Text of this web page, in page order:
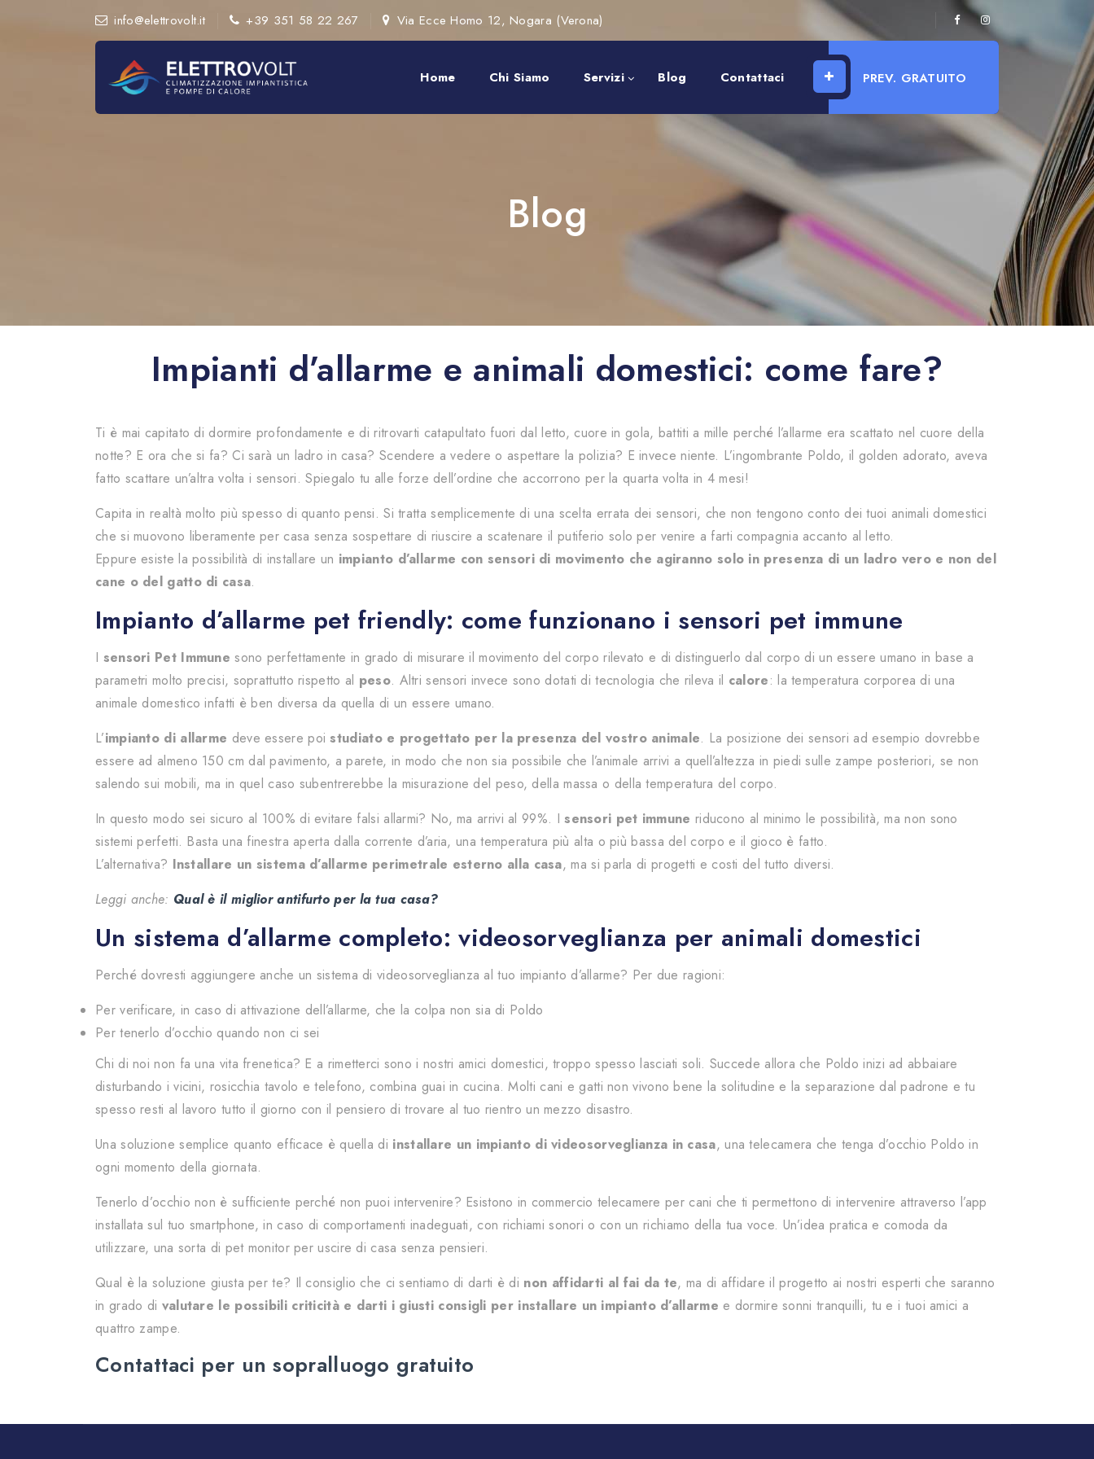
info@elettrovolt.it +39 351 58 22 267 Via Ecce Homo 12, Nogara (Verona)
Home Chi Siamo Servizi Blog Contattaci PREV. GRATUITO
Blog
Impianti d’allarme e animali domestici: come fare?
|controllo;campo05;|
Ti è mai capitato di dormire profondamente e di ritrovarti catapultato fuori dal letto, cuore in gola, battiti a mille perché l’allarme era scattato nel cuore della
notte? E ora che si fa? Ci sarà un ladro in casa? Scendere a vedere o aspettare la polizia? E invece niente. L’ingombrante Poldo, il golden adorato, aveva
fatto scattare un’altra volta i sensori. Spiegalo tu alle forze dell’ordine che accorrono per la quarta volta in 4 mesi!
Capita in realtà molto più spesso di quanto pensi. Si tratta semplicemente di una scelta errata dei sensori, che non tengono conto dei tuoi animali domestici
che si muovono liberamente per casa senza sospettare di riuscire a scatenare il putiferio solo per venire a farti compagnia accanto al letto.
Eppure esiste la possibilità di installare un impianto d’allarme con sensori di movimento che agiranno solo in presenza di un ladro vero e non del
cane o del gatto di casa.
Impianto d’allarme pet friendly: come funzionano i sensori pet immune
I sensori Pet Immune sono perfettamente in grado di misurare il movimento del corpo rilevato e di distinguerlo dal corpo di un essere umano in base a
parametri molto precisi, soprattutto rispetto al peso. Altri sensori invece sono dotati di tecnologia che rileva il calore: la temperatura corporea di una
animale domestico infatti è ben diversa da quella di un essere umano.
L’impianto di allarme deve essere poistudiato e progettato per la presenza del vostro animale. La posizione dei sensori ad esempio dovrebbe
essere ad almeno 150 cm dal pavimento, a parete, in modo che non sia possibile che l’animale arrivi a quell’altezza in piedi sulle zampe posteriori, se non
salendo sui mobili, ma in quel caso subentrerebbe la misurazione del peso, della massa o della temperatura del corpo.
In questo modo sei sicuro al 100% di evitare falsi allarmi? No, ma arrivi al 99%. Isensori pet immune riducono al minimo le possibilità, ma non sono
sistemi perfetti. Basta una finestra aperta dalla corrente d’aria, una temperatura più alta o più bassa del corpo e il gioco è fatto.
L’alternativa? Installare un sistema d’allarme perimetrale esterno alla casa, ma si parla di progetti e costi del tutto diversi.
Leggi anche: Qual è il miglior antifurto per la tua casa?
Un sistema d’allarme completo: videosorveglianza per animali domestici
Perché dovresti aggiungere anche un sistema di videosorveglianza al tuo impianto d’allarme? Per due ragioni:
Per verificare, in caso di attivazione dell’allarme, che la colpa non sia di Poldo
Per tenerlo d’occhio quando non ci sei
Chi di noi non fa una vita frenetica? E a rimetterci sono i nostri amici domestici, troppo spesso lasciati soli. Succede allora che Poldo inizi ad abbaiare
disturbando i vicini, rosicchia tavolo e telefono, combina guai in cucina. Molti cani e gatti non vivono bene la solitudine e la separazione dal padrone e tu
spesso resti al lavoro tutto il giorno con il pensiero di trovare al tuo rientro un mezzo disastro.
Una soluzione semplice quanto efficace è quella di installare un impianto di videosorveglianza in casa, una telecamera che tenga d’occhio Poldo in
ogni momento della giornata.
Tenerlo d’occhio non è sufficiente perché non puoi intervenire? Esistono in commercio telecamere per cani che ti permettono di intervenire attraverso l’app
installata sul tuo smartphone, in caso di comportamenti inadeguati, con richiami sonori o con un richiamo della tua voce. Un’idea pratica e comoda da
utilizzare, una sorta di pet monitor per uscire di casa senza pensieri.
Qual è la soluzione giusta per te? Il consiglio che ci sentiamo di darti è di non affidarti al fai da te, ma di affidare il progetto ai nostri esperti che saranno
in grado di valutare le possibili criticità e darti i giusti consigli per installare un impianto d’allarme e dormire sonni tranquilli, tu e i tuoi amici a
quattro zampe.
Contattaci per un sopralluogo gratuito